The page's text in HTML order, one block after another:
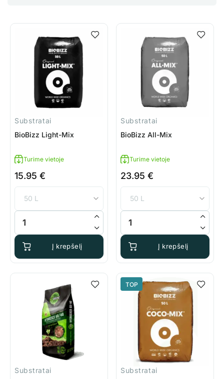
Substratai
BioBizz Light-Mix
Turime vietoje
15.95 €
produkto kiekis: BioBizz Light-Mix
Į krepšelį
Substratai
BioBizz All-Mix
Turime vietoje
23.95 €
produkto kiekis: BioBizz All-
Į krepšelį
Substratai
TOP
Substratai